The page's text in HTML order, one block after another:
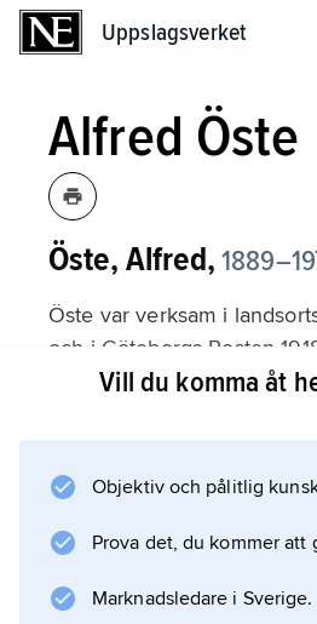
Uppslagsverket
Alfred Öste
Öste, Alfred,
Öste var verksam i
och i Göteborgs-Posten
Svenska Dagbladet, bl.a.
biografier som
(1941).
Vill du komma åt
Objektiv och pålitlig
Prova det, du kommer att
Marknadsledare i Sverige.